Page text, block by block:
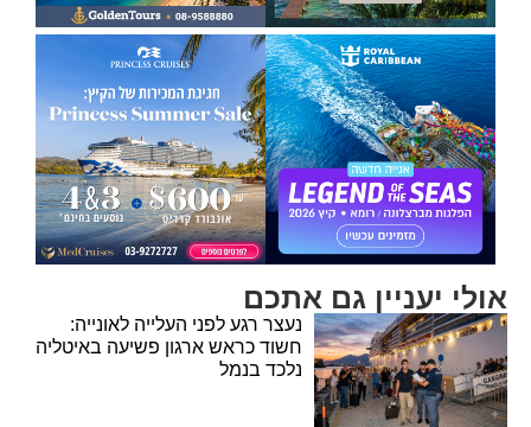
אולי יעניין גם אתכם
נעצר רגע לפני העלייה לאונייה:
חשוד כראש ארגון פשיעה באיטליה
נלכד בנמל